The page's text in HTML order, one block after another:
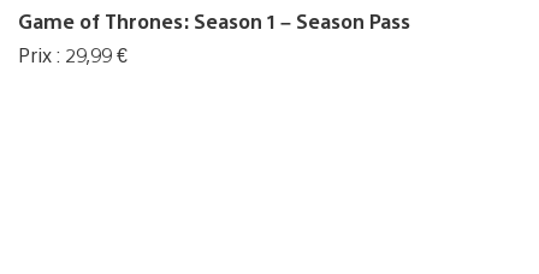
Game of Thrones: Season 1 – Season Pass
Prix : 29,99 €